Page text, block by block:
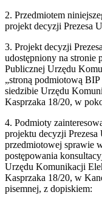
2. Przedmiotem
projekt decyzji Prezesa
3. Projekt decyzji
udostępniony na
Publicznej Urzędu
„stroną podmiotową
siedzibie Urzędu
Kasprzaka 18/20, w
4. Podmioty
projektu decyzji Prezesa
przedmiotowej sprawie
postępowania
Urzędu Komunikacji
Kasprzaka 18/20, w
pisemnej, z dopiskiem: